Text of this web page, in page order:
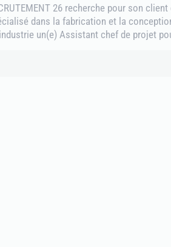
26 recherche pour son
dans la fabrication et la
un(e) Assistant chef de projet